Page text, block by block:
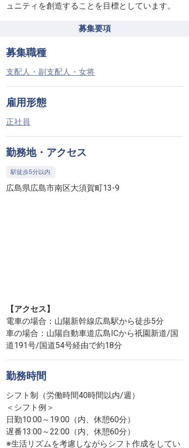
ュニティを創造することを目標としています。
募集要項
募集職種
支配人・副支配人・女将
雇用形態
正社員
勤務地・アクセス
駅徒歩5分以内
広島県広島市南区大須賀町13-9
【アクセス】
電車の場合：山陽新幹線広島駅から徒歩5分
車の場合：山陽自動車道広島ICから祇園新道/国
道191号/国道54号経由で約18分
勤務時間
シフト制（労働時間40時間以内/週）
＜シフト例＞
日勤10:00～19:00（内、休憩60分）
遅番13:00～22:00（内、休憩60分）
※生活リズムを考慮しながらシフト作成をしてい